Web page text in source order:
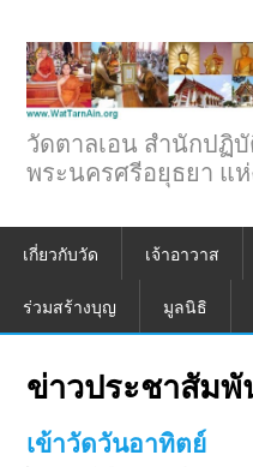
วัดตาลเอน สำนักปฏิ
พระนครศรีอยุธยา แ
เกี่ยวกับวัด เจ้าอาวาส
ร่วมสร้างบุญ มูลนิธิ
ข่าวประชาสัม
เข้าวัดวันอาทิตย์